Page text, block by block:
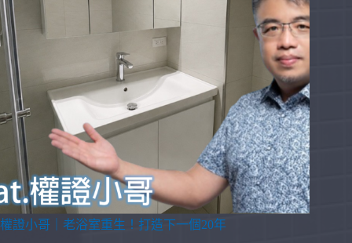
權證小哥｜老浴室重生！打造下一個20年